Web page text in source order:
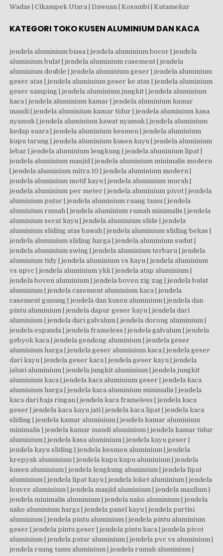
Wadas | Cikampek Utara | Dawuan | Kosambi | Kutamekar
KATEGORI TOKO KUSEN ALUMINIUM DAN KACA
jendela aluminium biasa | jendela aluminium bocor | jendela aluminium bulat | jendela aluminium casement | jendela aluminium double | jendela aluminium geser | jendela aluminium geser atas | jendela aluminium geser ke atas | jendela aluminium geser samping | jendela aluminium jungkit | jendela aluminium kaca | jendela aluminium kamar | jendela aluminium kamar mandi | jendela aluminium kamar tidur | jendela aluminium kasa nyamuk | jendela aluminium kawat nyamuk | jendela aluminium kedap suara | jendela aluminium kesmen | jendela aluminium kupu tarung | jendela aluminium kusen kayu | jendela aluminium lebar | jendela aluminium lengkung | jendela aluminium lipat | jendela aluminium masjid | jendela aluminium minimalis modern | jendela aluminium mitra 10 | jendela aluminium modern | jendela aluminium motif kayu | jendela aluminium murah | jendela aluminium per meter | jendela aluminium pivot | jendela aluminium putar | jendela aluminium ruang tamu | jendela aluminium rumah | jendela aluminium rumah minimalis | jendela aluminium serat kayu | jendela aluminium slide | jendela aluminium sliding atas bawah | jendela aluminium sliding bekas | jendela aluminium sliding harga | jendela aluminium sudut | jendela aluminium swing | jendela aluminium terbaru | jendela aluminium tidy | jendela aluminium vs kayu | jendela aluminium vs upvc | jendela aluminium ykk | jendela atap aluminium | jendela boven aluminium | jendela boven zig zag | jendela bulat aluminium | jendela casement aluminium kaca | jendela casement gunung | jendela dan kusen aluminium | jendela dan pintu aluminium | jendela dapur geser kayu | jendela dari aluminium | jendela dari galvalum | jendela dorong aluminium | jendela expanda | jendela frameless | jendela galvalum | jendela gebyok kaca | jendela gendong aluminium | jendela geser aluminium harga | jendela geser aluminium kaca | jendela geser dari kayu | jendela geser kaca | jendela geser kayu | jendela jalusi aluminium | jendela jungkit aluminium | jendela jungkit aluminium kaca | jendela kaca aluminium geser | jendela kaca aluminium harga | jendela kaca aluminium minimalis | jendela kaca dari baja ringan | jendela kaca frameless | jendela kaca geser | jendela kaca kayu jati | jendela kaca lipat | jendela kaca sliding | jendela kamar aluminium | jendela kamar aluminium minimalis | jendela kamar mandi aluminium | jendela kamar tidur aluminium | jendela kasa aluminium | jendela kayu geser | jendela kayu sliding | jendela kesmen aluminium | jendela krepyak aluminium | jendela kupu kupu aluminium | jendela kusen aluminium | jendela lengkung aluminium | jendela lipat aluminium | jendela lipat kayu | jendela loket aluminium | jendela louvre aluminium | jendela masjid aluminium | jendela maxilum | jendela minimalis aluminium | jendela nako aluminium | jendela nako aluminium harga | jendela panel kayu | jendela partisi aluminium | jendela pintu aluminium | jendela pintu aluminium geser | jendela pintu geser | jendela pintu kaca | jendela pivot aluminium | jendela putar aluminium | jendela pvc vs aluminium | jendela ruang tamu aluminium | jendela rumah aluminium | jendela rumah aluminium minimalis | jendela slide aluminium | jendela slide kayu | jendela sliding aluminium 1 daun | jendela sliding aluminium 4 daun | jendela sliding aluminium harga | jendela sliding aluminium kaca | jendela sliding aluminium tanpa kusen | jendela sliding atas bawah | jendela sliding baja ringan | jendela sliding ekonomi | jendela sliding minimalis | jendela sliding vertikal aluminium | jendela sudut aluminium | jendela swing aluminium | jendela swing aluminium kaca | jendela tidy | jendela top hung | jendela upvc vs aluminium | jendela ykk | jenis kaca tempered | jenis kaca tempered glass | jenis pintu panel | jenis2 kusen aluminium | jual aluminium alexindo | jual beli kusen aluminium bekas | jual jalusi aluminium | jual jendela aluminium bekas | jual jendela sliding aluminium | jual kusen aluminium bekas | jual kusen aluminium bekas terdekat | jual kusen dan pintu aluminium | jual kusen jendela aluminium | jual kusen jendela aluminium bekas | jual kusen pintu aluminium | jual kusen terdekat | jual lis aluminium terdekat | jual partisi kaca | jual partisi kaca bekas | jual pintu aluminium murah | jual pintu dan jendela aluminium | kaca 12mm tempered | kaca 8mm per meter | kaca 8mm tempered | kaca aluminium kantor | kaca aluminium minimalis | kaca aluminium ruko | kaca aluminium rumah | kaca asahi 12 mm | kaca atas pintu | kaca balkon | kaca balkon tempered | kaca bening 10 mm | kaca bening 6mm | kaca buat pintu rumah | kaca clear tempered | kaca clear tempered 5 mm | kaca es tempered | kaca frame aluminium | kaca frameless tempered | kaca geser pintu | kaca geser rumah | kaca intip pintu | kaca intip pintu hotel | kaca jendela aluminium | kaca jendela sliding | kaca jendela sliding aluminium | kaca kamar mandi sliding | kaca kusen aluminium | kaca kusen jendela | kaca laminated 10mm | kaca laminated 5 5 | kaca laminated 6 6 | kaca laminated glass | kaca laminated harga | kaca laminated pecah | kaca laminated tempered | kaca lipat frameless | kaca nako aluminium | kaca partisi kamar mandi | kaca partisi kamar mandi harga | kaca partisi kantor | kaca partisi ruangan | kaca patri pintu | kaca penyekat ruangan | kaca pintu | kaca pintu aluminium | kaca pintu geser | kaca pintu kamar mandi | kaca pintu kantor | kaca pintu minimalis | kaca pintu ruko | kaca pintu rumah | kaca pintu sliding | kaca pintu tempered | kaca pintu toko | kaca polos 12mm | kaca polos 8 mm | kaca samping rumah | kaca sekat toilet | kaca shower aluminium | kaca sliding aluminium | kaca sliding door | kaca stopsol 5mm | kaca stopsol 8mm | kaca tempered 10 mm | kaca tempered 10 mm harga | kaca tempered 10mm harga | kaca tempered 12 mm harga | kaca tempered 12 mm per m2 | kaca tempered 12 mm untuk aquarium | kaca tempered 12mm | kaca tempered 12mm asahimas | kaca tempered 12mm harga | kaca tempered 12mm per m2 | kaca tempered 12mm untuk aquarium | kaca tempered 20 mm | kaca tempered 5mm | kaca tempered 6mm | kaca tempered 8 mm | kaca tempered 8mm asahimas | kaca tempered 8mm harga | kaca tempered artinya | kaca tempered asahi | kaca tempered asahimas | kaca tempered balkon | kaca tempered bekas | kaca tempered bulat | kaca tempered glass 12mm | kaca tempered glass harga | kaca tempered hitam | kaca tempered laminated | kaca tempered lengkung | kaca tempered murah | kaca tempered per m2 | kaca tempered per meter | kaca tempered solo | kaca tempered tahan panas | kaca tempered terdekat | kaca tempered vs kaca biasa | kaca untuk pintu | kaca untuk pintu kamar mandi | kaca untuk pintu rumah | kaca upvc | kaki partisi kaca | kamar kaca aluminium | kamar mandi full kaca | kamar mandi kaca buram | kamar mandi partisi | kamar mandi partisi kaca | kamar mandi pintu geser | kamar mandi pintu kaca | kamar mandi sekat kaca | kamar pintu geser | kamar pintu kaca | kasa nyamuk untuk kusen aluminium | kawat expanda aluminium | kawat nyamuk jendela aluminium | keamanan pintu geser | kekuatan kaca 12mm | kekuatan kaca tempered | kekuatan kaca tempered 10mm | kekuatan kaca tempered 12mm | kekuatan kaca tempered 8mm | kekuatan kusen aluminium | kesmen aluminium | ketebalan aluminium alexindo | ketebalan aluminium inkalum | ketebalan aluminium ykk | ketebalan kaca pintu geser | ketebalan kaca tempered | ketebalan kaca tempered 12 mm | ketebalan kaca tempered 8 mm | kekurangan pintu aluminium | khasiat kaca tempered | kisaran harga kaca tempered | konstruksi aluminium|kusen aluminium | pintu kaca | jendela aluminium | pintu aluminium | partisi kaca | pintu lipat | kaca tempered | pintu geser | pintu panel | harga kusen aluminium | harga pintu aluminium | harga jendela aluminium | pintu kamar mandi aluminium | harga kusen pintu aluminium | harga kusen aluminium per meter | kusen pintu aluminium | harga kaca tempered 10mm | pintu kaca aluminium | harga aluminium per batang | pintu sliding aluminium | pintu sliding | pintu geser aluminium | pintu aluminium kamar mandi | harga pintu kamar mandi aluminium | kusen jendela aluminium | harga jendela aluminium per meter | pintu kaca geser | pintu lipat aluminium | harga kusen jendela aluminium | harga kaca tempered 12mm | kusen aluminium terdekat | harga pintu aluminium per unit | harga pintu rolling door lipat per meter | harga pintu kaca | pintu sliding kaca | pintu aluminium geser | harga pintu kaca geser | pintu aluminium kaca | harga pintu kaca aluminium | harga kaca tempered | jalusi aluminium | harga pintu sliding aluminium | harga kaca tempered 8mm | toko pintu aluminium terdekat | pintu lipat besi | pintu lipat pvc | pintu kawat nyamuk aluminium | kaca tempered 10mm | rolling door geser | harga kusen aluminium 2022 | jendela aluminium harga | harga pintu aluminium 2022 | harga 1 set kusen pintu aluminium | jual pintu aluminium terdekat | pintu sliding kayu | kaca tempered 12mm | jendela aluminium sliding | aluminium alexindo | harga pintu lipat besi per meter 2025 | pintu kaca otomatis | pintu geser kayu | harga pintu kaca aluminium per meter | harga pintu lipat per meter | jual kusen aluminium terdekat | pintu aluminium minimalis | jasa pasang kusen aluminium | harga pintu aluminium kamar mandi | harga pintu aluminium per meter | jendela aluminium minimalis | pintu geser kaca | harga kusen dan pintu aluminium | harga pintu aluminium 2 pintu | partisi kaca kamar mandi | pintu otomatis kaca | harga pintu dan kusen aluminium | kusen aluminium alexindo | pintu kasa nyamuk aluminium | pintu sliding aluminium 2 daun | harga kaca tempered per meter | pintu rumah aluminium | harga rolling door geser per meter | pintu kusen aluminium | harga satu set pintu dan jendela aluminium | harga kusen aluminium 4 inch per batang | harga pintu kawat nyamuk aluminium | harga pintu sliding kaca | pintu garasi lipat | harga kusen pintu aluminium per unit | pintu kaca tempered | harga kusen jendela aluminium per meter | kaca tempered 8mm | harga pintu sliding